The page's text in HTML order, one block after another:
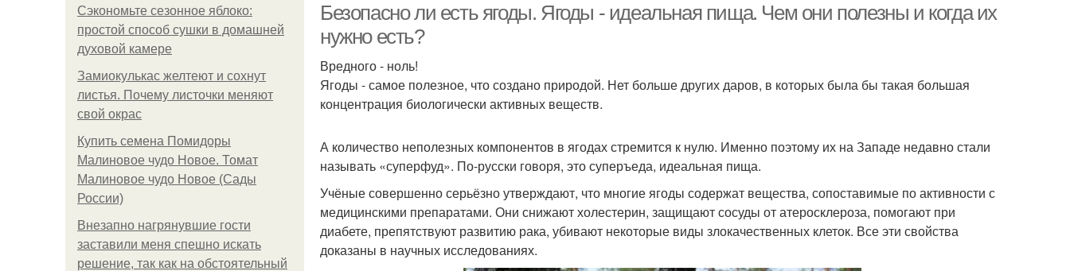
Сэкономьте сезонное яблоко:
простой способ сушки в домашней
духовой камере
Замиокулькас желтеют и сохнут
листья. Почему листочки меняют
свой окрас
Купить семена Помидоры
Малиновое чудо Новое. Томат
Малиновое чудо Новое (Сады
России)
Внезапно нагрянувшие гости
заставили меня спешно искать
решение, так как на обстоятельный
Безопасно ли есть ягоды. Ягоды - идеальная пища. Чем они полезны и когда их
нужно есть?
Вредного - ноль!
Ягоды - самое полезное, что создано природой. Нет больше других даров, в которых была бы такая большая
концентрация биологически активных веществ.
А количество неполезных компонентов в ягодах стремится к нулю. Именно поэтому их на Западе недавно стали
называть «суперфуд». По-русски говоря, это суперъеда, идеальная пища.
Учёные совершенно серьёзно утверждают, что многие ягоды содержат вещества, сопоставимые по активности с
медицинскими препаратами. Они снижают холестерин, защищают сосуды от атеросклероза, помогают при
диабете, препятствуют развитию рака, убивают некоторые виды злокачественных клеток. Все эти свойства
доказаны в научных исследованиях.